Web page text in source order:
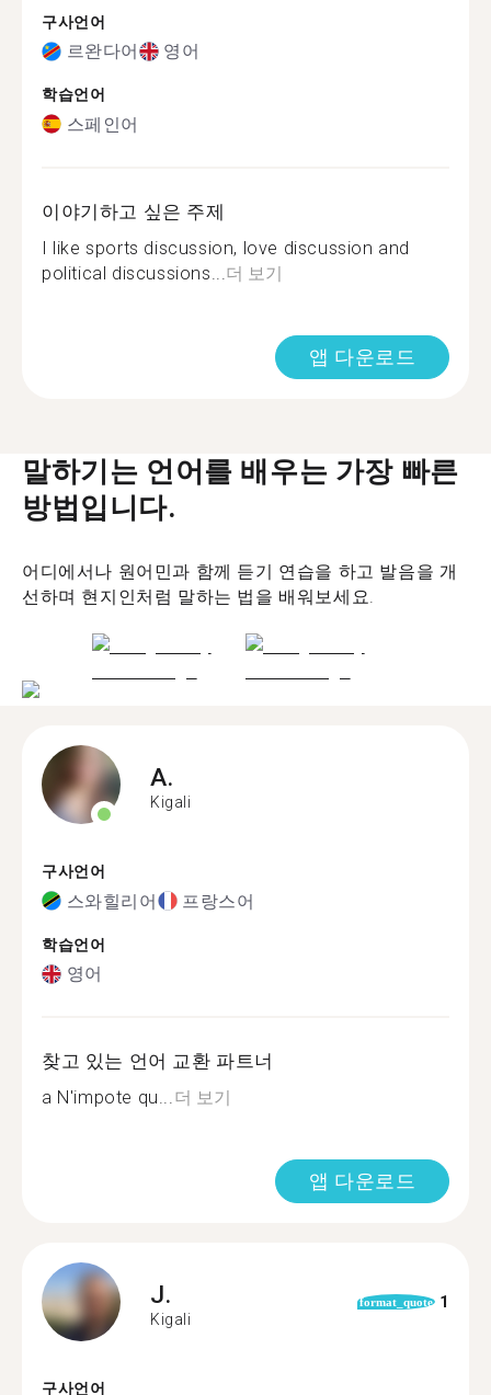
구사언어
르완다어 영어
학습언어
스페인어
이야기하고 싶은 주제
I like sports discussion, love discussion and
political discussions... 더 보기
앱 다운로드
말하기는 언어를 배우는 가장 빠른
방법입니다.
어디에서나 원어민과 함께 듣기 연습을 하고 발음을 개
선하며 현지인처럼 말하는 법을 배워보세요.
A.
Kigali
구사언어
스와힐리어 프랑스어
학습언어
영어
찾고 있는 언어 교환 파트너
a N'impote qu...더 보기
앱 다운로드
J.
Kigali
format_quote 1
구사언어